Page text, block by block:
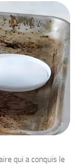
qui a conquis le